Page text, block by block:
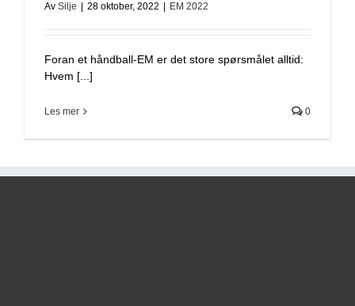
Av Silje 28 oktober, 2022 EM 2022
Foran et håndball-EM er det store spørsmålet alltid:
Hvem [...]
Les mer 0